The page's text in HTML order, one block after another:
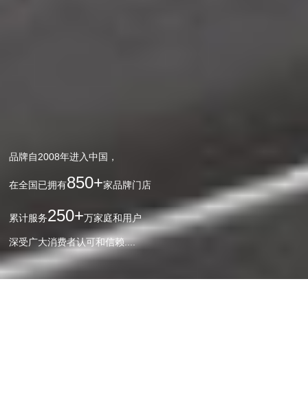
品牌自2008年进入中国，
在全国已拥有850+家品牌门店
累计服务250+万家庭和用户
深受广大消费者认可和信赖....